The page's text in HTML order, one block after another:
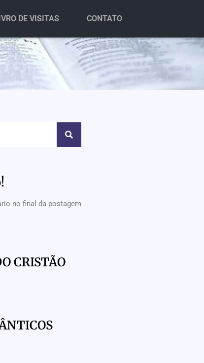
DE VISITAS CONTATO
no final da postagem
CRISTÃO